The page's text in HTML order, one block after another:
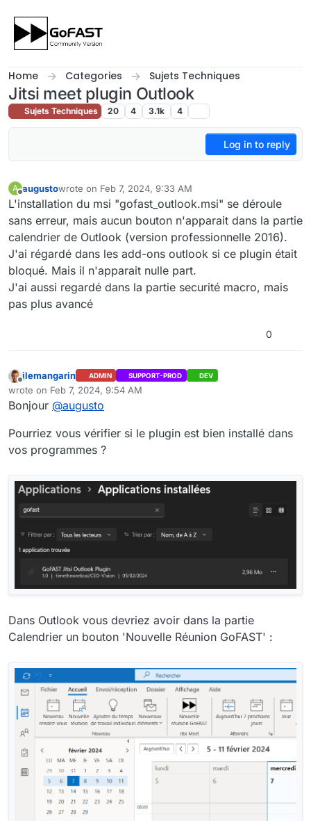
Home Categories Sujets Techniques
Jitsi meet plugin Outlook
Sujets Techniques 20 4 3.1k 4
Log in to reply
A
Offline
augustowrote on Feb 7, 2024, 9:33 AM
last edited by augusto Feb 7, 2024, 10:35 AM
L'installation du msi "gofast_outlook.msi" se déroule
sans erreur, mais aucun bouton n'apparait dans la partie
calendrier de Outlook (version professionnelle 2016).
J'ai régardé dans les add-ons outlook si ce plugin était
bloqué. Mais il n'apparait nulle part.
J'ai aussi regardé dans la partie securité macro, mais
pas plus avancé
0
Offline
jlemangarin ADMIN SUPPORT-PROD DEV
wrote on Feb 7, 2024, 9:54 AM
last edited by
Bonjour @augusto
Pourriez vous vérifier si le plugin est bien installé dans
vos programmes ?
Dans Outlook vous devriez avoir dans la partie
Calendrier un bouton 'Nouvelle Réunion GoFAST' :